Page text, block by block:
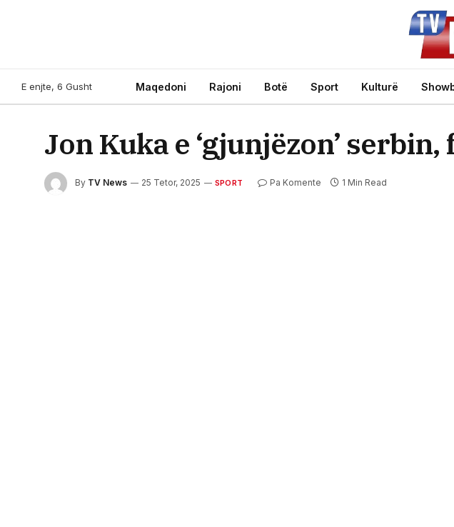
E enjte, 6 Gusht Maqedoni Rajoni Botë Sport Kulturë
Jon Kuka e ‘gjunjëzon’
By TV News 25 Tetor, 2025 SPORT Pa Komente 1 Min Read